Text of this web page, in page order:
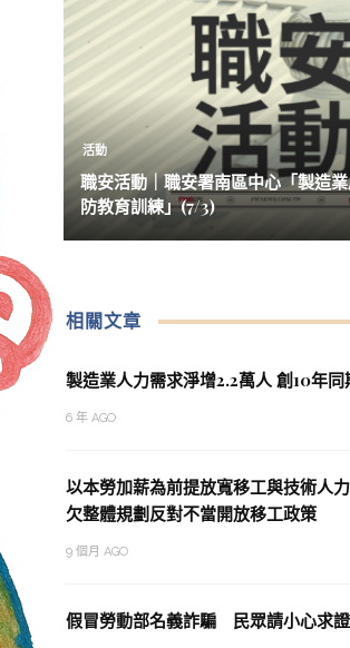
活動
職安活動｜職安署南區中心「製造
防教育訓練」(7/3)
相關文章
製造業人力需求淨增2.2萬人 創10年同
6 年 AGO
以本勞加薪為前提放寬移工與技術人
欠整體規劃反對不當開放移工政策
9 個月 AGO
假冒勞動部名義詐騙 民眾請小心求